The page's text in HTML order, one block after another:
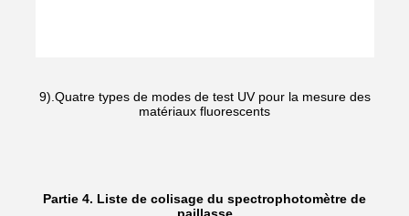
9).Quatre types de modes de test UV pour la mesure des
matériaux fluorescents
Partie 4. Liste de colisage du spectrophotomètre de
paillasse